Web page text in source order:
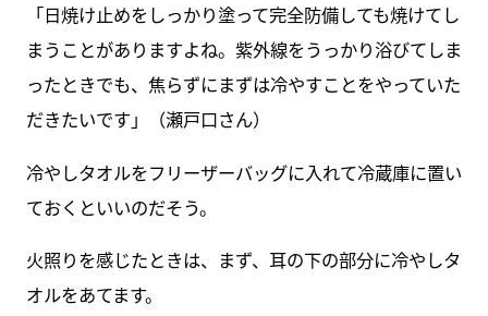
「日焼け止めをしっかり塗って完全防備しても焼けてし
まうことがありますよね。紫外線をうっかり浴びてしま
ったときでも、焦らずにまずは冷やすことをやっていた
だきたいです」（瀬戸口さん）
冷やしタオルをフリーザーバッグに入れて冷蔵庫に置い
ておくといいのだそう。
火照りを感じたときは、まず、耳の下の部分に冷やしタ
オルをあてます。